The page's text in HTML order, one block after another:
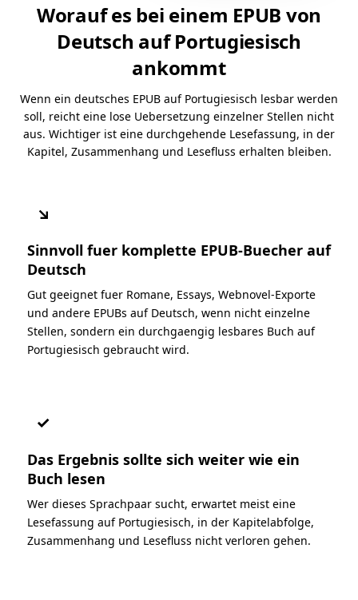
Worauf es bei einem EPUB von
Deutsch auf Portugiesisch
ankommt
Wenn ein deutsches EPUB auf Portugiesisch lesbar werden
soll, reicht eine lose Uebersetzung einzelner Stellen nicht
aus. Wichtiger ist eine durchgehende Lesefassung, in der
Kapitel, Zusammenhang und Lesefluss erhalten bleiben.
↘
Sinnvoll fuer komplette EPUB-Buecher auf
Deutsch
Gut geeignet fuer Romane, Essays, Webnovel-Exporte
und andere EPUBs auf Deutsch, wenn nicht einzelne
Stellen, sondern ein durchgaengig lesbares Buch auf
Portugiesisch gebraucht wird.
✓
Das Ergebnis sollte sich weiter wie ein
Buch lesen
Wer dieses Sprachpaar sucht, erwartet meist eine
Lesefassung auf Portugiesisch, in der Kapitelabfolge,
Zusammenhang und Lesefluss nicht verloren gehen.